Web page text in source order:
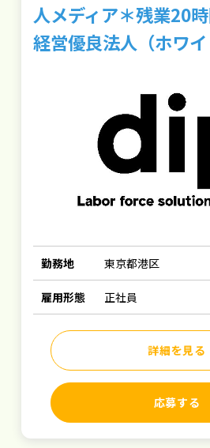
人メディア＊残業20
経営優良法人（ホワ
勤務地 東京都港区
雇用形態 正社員
詳細を見る
応募する